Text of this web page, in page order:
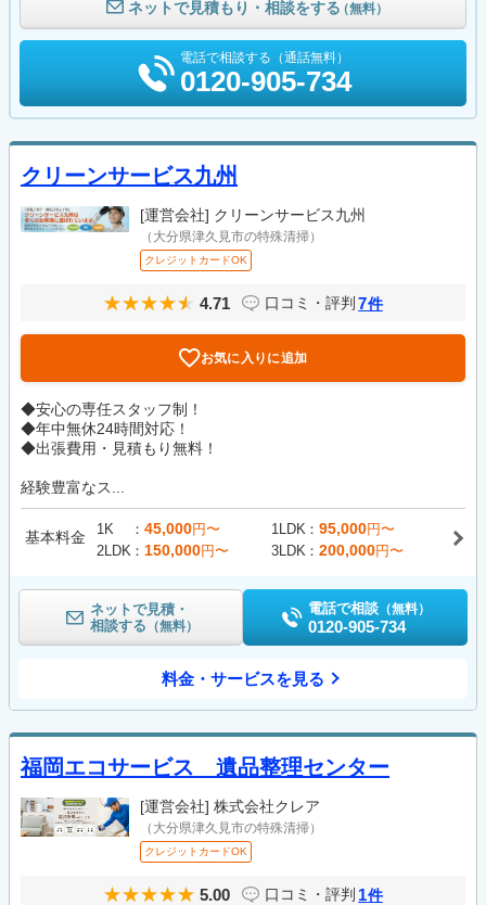
ネットで見積もり・相談をする（無料）
電話で相談する（通話無料）
0120-905-734
クリーンサービス九州
[運営会社] クリーンサービス九州
（大分県津久見市の特殊清掃）
クレジットカードOK
4.71 口コミ・評判 7件
お気に入りに追加
◆安心の専任スタッフ制！
◆年中無休24時間対応！
◆出張費用・見積もり無料！
経験豊富なス...
基本料金 1K 45,000円〜 1LDK 95,000円〜
2LDK
150,000円〜 3LDK 200,000円〜
ネットで見積・
相談する （無料）
電話で相談 （無料）
0120-905-734
料金・サービスを見る
福岡エコサービス 遺品整理センター
[運営会社] 株式会社クレア
（大分県津久見市の特殊清掃）
クレジットカードOK
5.00 口コミ・評判 1件